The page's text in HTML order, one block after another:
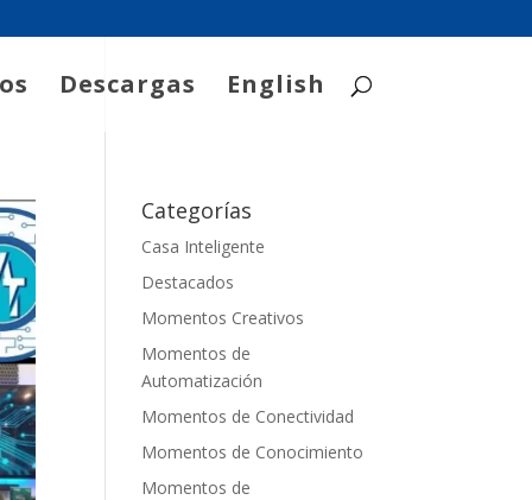
Descargas English
Categorías
Casa Inteligente
Destacados
Momentos Creativos
Momentos de
Automatización
Momentos de Conectividad
Momentos de Conocimiento
Momentos de